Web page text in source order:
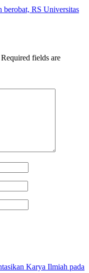
berobat, RS Universitas
Required fields are
Karya Ilmiah pada